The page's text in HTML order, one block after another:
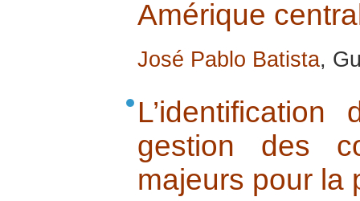
Amérique
José Pablo Batista,
gestion des
majeurs pour la